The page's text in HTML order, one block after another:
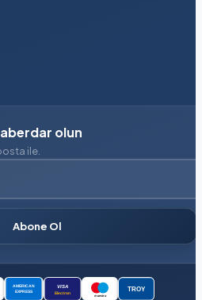
olun
ile.
Abone Ol
AMERICAN
EXPRESS
VISA
Electron
maestro
TROY